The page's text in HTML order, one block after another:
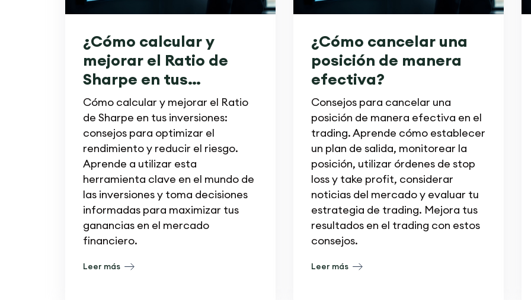
¿Cómo calcular y
mejorar el Ratio de
Sharpe en tus
inversiones?
Cómo calcular y mejorar el Ratio
de Sharpe en tus inversiones:
consejos para optimizar el
rendimiento y reducir el riesgo.
Aprende a utilizar esta
herramienta clave en el mundo de
las inversiones y toma decisiones
informadas para maximizar tus
ganancias en el mercado
financiero.
Leer más
¿Cómo cancelar una
posición de manera
efectiva?
Consejos para cancelar una
posición de manera efectiva en el
trading. Aprende cómo establecer
un plan de salida, monitorear la
posición, utilizar órdenes de stop
loss y take profit, considerar
noticias del mercado y evaluar tu
estrategia de trading. Mejora tus
resultados en el trading con estos
consejos.
Leer más